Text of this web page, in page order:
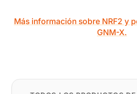
Más información sobre NRF2 y
GNM-X.